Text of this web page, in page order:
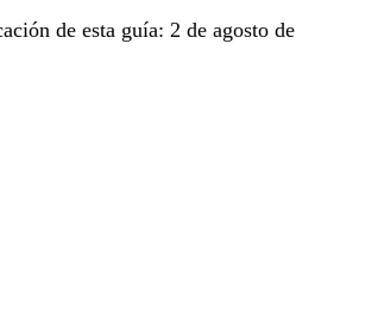
de esta guía: 2 de agosto de